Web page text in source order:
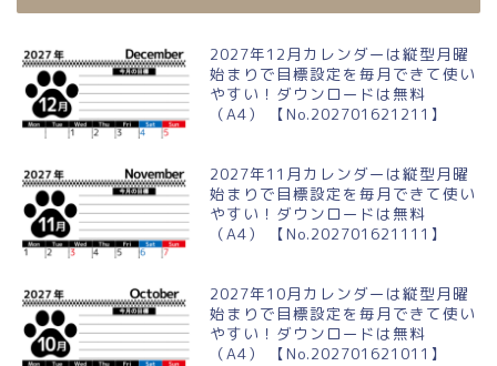
2027年12月カレンダーは縦型月曜
始まりで目標設定を毎月できて使い
やすい！ダウンロードは無料
（A4） 【No.202701621211】
2027年11月カレンダーは縦型月曜
始まりで目標設定を毎月できて使い
やすい！ダウンロードは無料
（A4） 【No.202701621111】
2027年10月カレンダーは縦型月曜
始まりで目標設定を毎月できて使い
やすい！ダウンロードは無料
（A4） 【No.202701621011】